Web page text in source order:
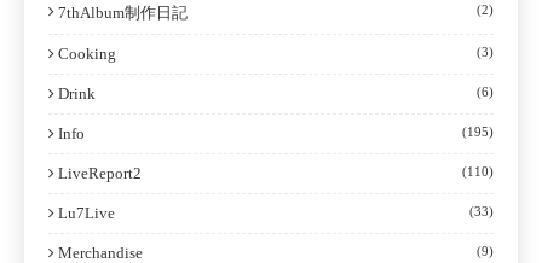
7thAlbum制作日記 (2)
Cooking (3)
Drink (6)
Info (195)
LiveReport2 (110)
Lu7Live (33)
Merchandise (9)